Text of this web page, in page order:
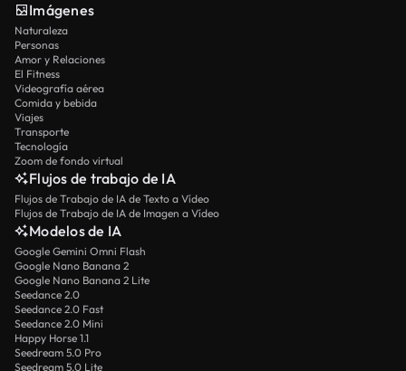
Imágenes
Naturaleza
Personas
Amor y Relaciones
El Fitness
Videografía aérea
Comida y bebida
Viajes
Transporte
Tecnología
Zoom de fondo virtual
Flujos de trabajo de IA
Flujos de Trabajo de IA de Texto a Vídeo
Flujos de Trabajo de IA de Imagen a Vídeo
Modelos de IA
Google Gemini Omni Flash
Google Nano Banana 2
Google Nano Banana 2 Lite
Seedance 2.0
Seedance 2.0 Fast
Seedance 2.0 Mini
Happy Horse 1.1
Seedream 5.0 Pro
Seedream 5.0 Lite